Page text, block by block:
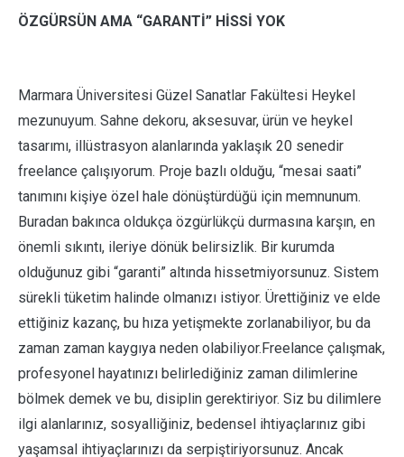
ÖZGÜRSÜN AMA “GARANTİ” HİSSİ YOK
Marmara Üniversitesi Güzel Sanatlar Fakültesi Heykel
mezunuyum. Sahne dekoru, aksesuvar, ürün ve heykel
tasarımı, illüstrasyon alanlarında yaklaşık 20 senedir
freelance çalışıyorum. Proje bazlı olduğu, “mesai saati”
tanımını kişiye özel hale dönüştürdüğü için memnunum.
Buradan bakınca oldukça özgürlükçü durmasına karşın, en
önemli sıkıntı, ileriye dönük belirsizlik. Bir kurumda
olduğunuz gibi “garanti” altında hissetmiyorsunuz. Sistem
sürekli tüketim halinde olmanızı istiyor. Ürettiğiniz ve elde
ettiğiniz kazanç, bu hıza yetişmekte zorlanabiliyor, bu da
zaman zaman kaygıya neden olabiliyor.Freelance çalışmak,
profesyonel hayatınızı belirlediğiniz zaman dilimlerine
bölmek demek ve bu, disiplin gerektiriyor. Siz bu dilimlere
ilgi alanlarınız, sosyalliğiniz, bedensel ihtiyaçlarınız gibi
yaşamsal ihtiyaçlarınızı da serpiştiriyorsunuz. Ancak